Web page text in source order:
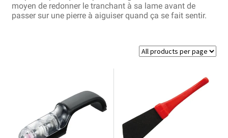
Demande de devis
Ma sélection
moyen de redonner le tranchant à sa lame avant de
passer sur une pierre à aiguiser quand ça se fait sentir.